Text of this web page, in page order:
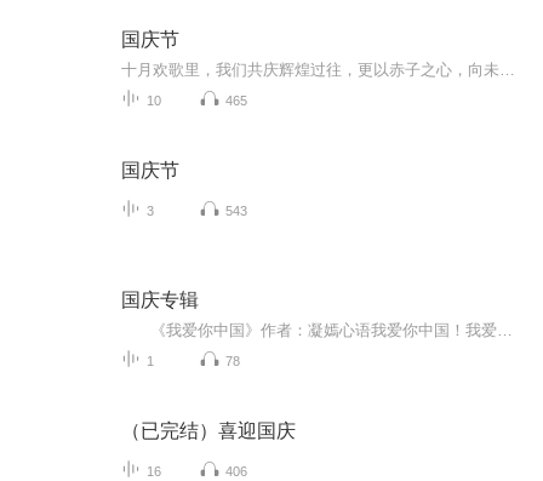
国庆节
10 465
国庆节
3 543
国庆专辑
1 78
（已完结）喜迎国庆
16 406